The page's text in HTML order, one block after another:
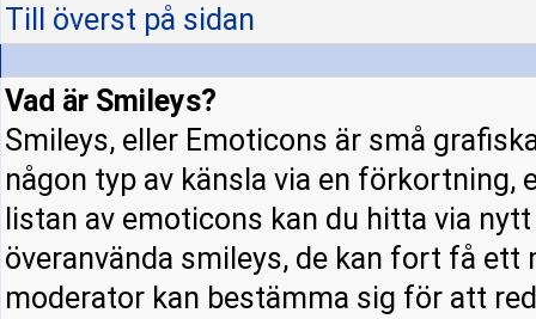
Till överst på sidan
Vad är Smileys?
Smileys, eller Emoticons är små
någon typ av känsla via en förkortning,
listan av emoticons kan du hitta via
överanvända smileys, de kan fort få
moderator kan bestämma sig för att